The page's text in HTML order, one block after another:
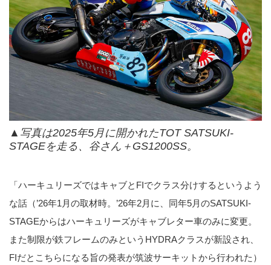
▲写真は2025年5月に開かれたTOT SATSUKI-
STAGEを走る、谷さん＋GS1200SS。
「ハーキュリーズではキャブとFIでクラス分けするというよう
な話（’26年1月の取材時。’26年2月に、同年5月のSATSUKI-
STAGEからはハーキュリーズがキャブレター車のみに変更。
また制限が鉄フレームのみというHYDRAクラスが新設され、
FIだとこちらになる旨の発表が筑波サーキットから行われた）